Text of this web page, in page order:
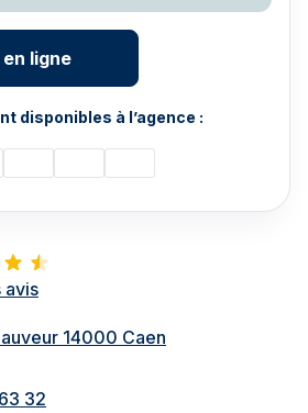
avis
14000 Caen
32
ligne
disponibles à l’agence :